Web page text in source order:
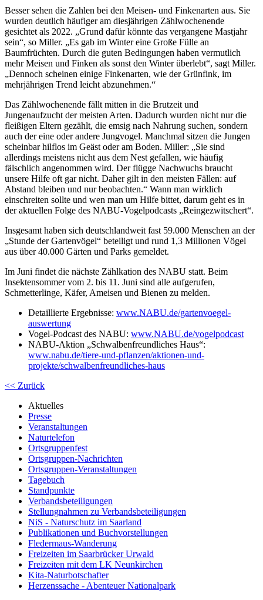
Besser sehen die Zahlen bei den Meisen- und Finkenarten aus. Sie
wurden deutlich häufiger am diesjährigen Zählwochenende
gesichtet als 2022. „Grund dafür könnte das vergangene Mastjahr
sein“, so Miller. „Es gab im Winter eine Große Fülle an
Baumfrüchten. Durch die guten Bedingungen haben vermutlich
mehr Meisen und Finken als sonst den Winter überlebt“, sagt Miller.
„Dennoch scheinen einige Finkenarten, wie der Grünfink, im
mehrjährigen Trend leicht abzunehmen.“
Das Zählwochenende fällt mitten in die Brutzeit und
Jungenaufzucht der meisten Arten. Dadurch wurden nicht nur die
fleißigen Eltern gezählt, die emsig nach Nahrung suchen, sondern
auch der eine oder andere Jungvogel. Manchmal sitzen die Jungen
scheinbar hilflos im Geäst oder am Boden. Miller: „Sie sind
allerdings meistens nicht aus dem Nest gefallen, wie häufig
fälschlich angenommen wird. Der flügge Nachwuchs braucht
unsere Hilfe oft gar nicht. Daher gilt in den meisten Fällen: auf
Abstand bleiben und nur beobachten.“ Wann man wirklich
einschreiten sollte und wen man um Hilfe bittet, darum geht es in
der aktuellen Folge des NABU-Vogelpodcasts „Reingezwitschert“.
Insgesamt haben sich deutschlandweit fast 59.000 Menschen an der
„Stunde der Gartenvögel“ beteiligt und rund 1,3 Millionen Vögel
aus über 40.000 Gärten und Parks gemeldet.
Im Juni findet die nächste Zählkation des NABU statt. Beim
Insektensommer vom 2. bis 11. Juni sind alle aufgerufen,
Schmetterlinge, Käfer, Ameisen und Bienen zu melden.
Detaillierte Ergebnisse: www.NABU.de/gartenvoegel-
auswertung
Vogel-Podcast des NABU: www.NABU.de/vogelpodcast
NABU-Aktion „Schwalbenfreundliches Haus“:
www.nabu.de/tiere-und-pflanzen/aktionen-und-
projekte/schwalbenfreundliches-haus
<< Zurück
Aktuelles
Presse
Veranstaltungen
Naturtelefon
Ortsgruppenfest
Ortsgruppen-Nachrichten
Ortsgruppen-Veranstaltungen
Tagebuch
Standpunkte
Verbandsbeteiligungen
Stellungnahmen zu Verbandsbeteiligungen
NiS - Naturschutz im Saarland
Publikationen und Buchvorstellungen
Fledermaus-Wanderung
Freizeiten im Saarbrücker Urwald
Freizeiten mit dem LK Neunkirchen
Kita-Naturbotschafter
Herzenssache - Abenteuer Nationalpark